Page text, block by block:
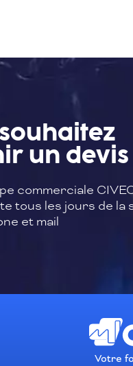
un devis
commerciale
tous les jours de la
et mail
Votre